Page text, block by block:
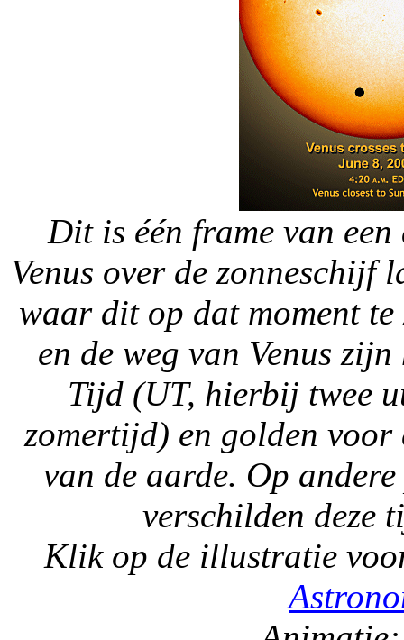
Dit is één frame van
Venus over de zonneschijf
waar dit op dat moment
en de weg van Venus
Tijd (UT, hierbij twee
zomertijd) en golden
van de aarde. Op
verschilden deze
Klik op de illustratie